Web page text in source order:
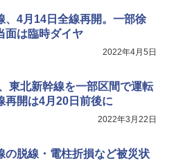
、4月14日全線再開。一部徐
面は臨時ダイヤ
2022年4月5日
東北新幹線を一部区間で運転
再開は4月20日前後に
2022年3月22日
の脱線・電柱折損など被災状